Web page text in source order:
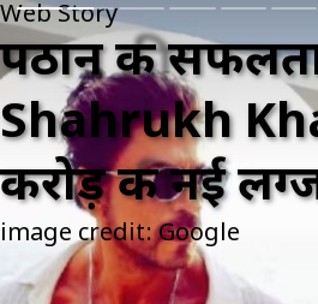
Web Story
पठान की
Shahrukh
करोड़ की नई
image credit: Google